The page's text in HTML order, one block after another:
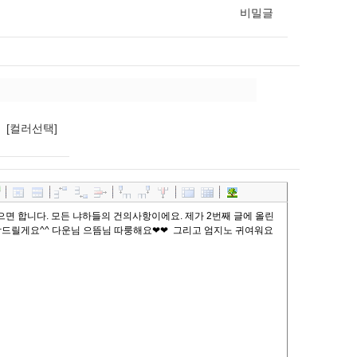
비밀글
[컬러선택]